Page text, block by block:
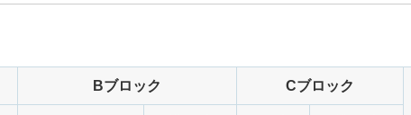
Bブロック
Cブロック